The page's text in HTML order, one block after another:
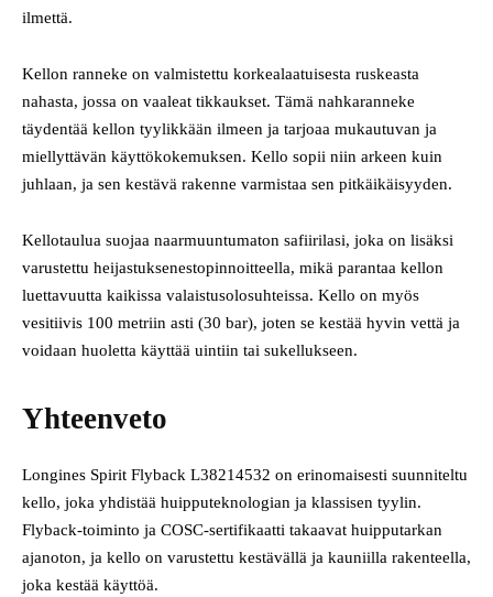
ilmettä.
Kellon ranneke on valmistettu korkealaatuisesta ruskeasta
nahasta, jossa on vaaleat tikkaukset. Tämä nahkaranneke
täydentää kellon tyylikkään ilmeen ja tarjoaa mukautuvan ja
miellyttävän käyttökokemuksen. Kello sopii niin arkeen kuin
juhlaan, ja sen kestävä rakenne varmistaa sen pitkäikäisyyden.
Kellotaulua suojaa naarmuuntumaton safiirilasi, joka on lisäksi
varustettu heijastuksenestopinnoitteella, mikä parantaa kellon
luettavuutta kaikissa valaistusolosuhteissa. Kello on myös
vesitiivis 100 metriin asti (30 bar), joten se kestää hyvin vettä ja
voidaan huoletta käyttää uintiin tai sukellukseen.
Yhteenveto
Longines Spirit Flyback L38214532 on erinomaisesti suunniteltu
kello, joka yhdistää huipputeknologian ja klassisen tyylin.
Flyback-toiminto ja COSC-sertifikaatti takaavat huipputarkan
ajanoton, ja kello on varustettu kestävällä ja kauniilla rakenteella,
joka kestää käyttöä.